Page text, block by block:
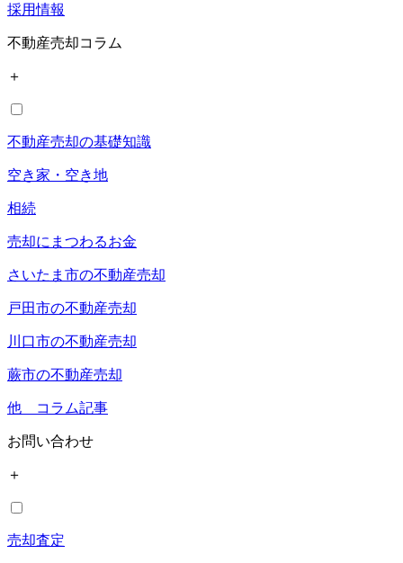
採用情報
不動産売却コラム
＋
不動産売却の基礎知識
空き家・空き地
相続
売却にまつわるお金
さいたま市の不動産売却
戸田市の不動産売却
川口市の不動産売却
蕨市の不動産売却
他 コラム記事
お問い合わせ
＋
売却査定